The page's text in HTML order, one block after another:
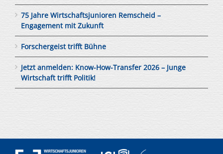
75 Jahre Wirtschaftsjunioren Remscheid –
Engagement mit Zukunft
Forschergeist trifft Bühne
Jetzt anmelden: Know-How-Transfer 2026 – Junge
Wirtschaft trifft Politik!